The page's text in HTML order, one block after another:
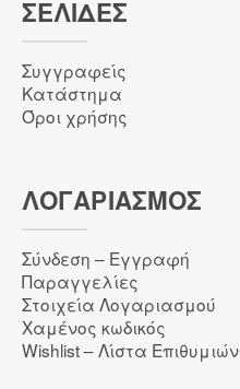
ΣΕΛΙΔΕΣ
Συγγραφείς
Κατάστημα
Όροι χρήσης
ΛΟΓΑΡΙΑΣΜΌΣ
Σύνδεση – Εγγραφή
Παραγγελίες
Στοιχεία Λογαριασμού
Χαμένος κωδικός
Wishlist – Λίστα Επιθυμιών